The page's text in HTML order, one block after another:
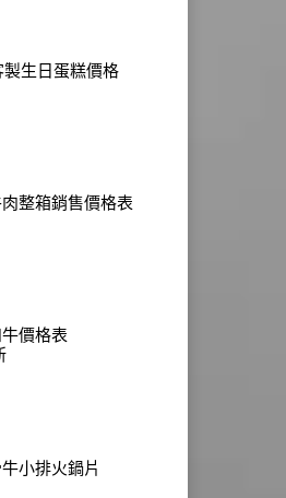
製生日蛋糕價格
整箱銷售價格表
價格表
小排火鍋片